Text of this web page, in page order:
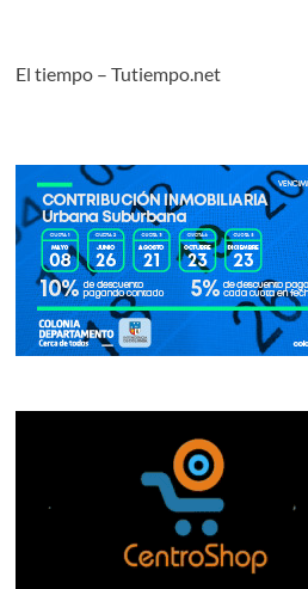
El tiempo – Tutiempo.net